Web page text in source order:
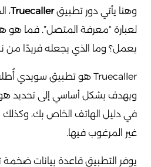
وهنا يأتي دور تطبيقTruecaller،
لعبارة “معرفة المتصل”. فما هو
يعمل؟ وما الذي يجعله فريدًا من
ويهدف بشكل أساسي إلى تحديد
في دليل الهاتف الخاص بك، وكذلك
غير المرغوب فيها.
يوفر التطبيق قاعدة بيانات